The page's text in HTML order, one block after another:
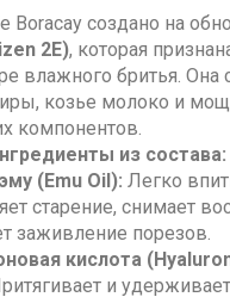
Boracay создано на
2E), которая
влажного бритья. Она
козье молоко и
компонентов.
из состава:
(Emu Oil): Легко
старение, снимает
заживление порезов.
кислота
и